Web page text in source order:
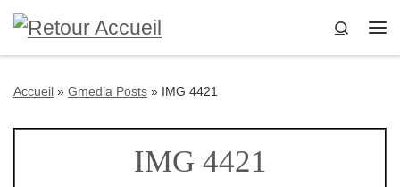
Passer au contenu
Search
Accueil » Gmedia Posts » IMG 4421
IMG 4421